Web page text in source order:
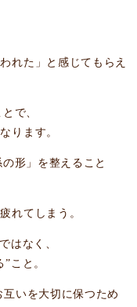
れた」と感じてもらえ
で、
ります。
形」を整えること
れてしまう。
はなく、
こと。
いを大切に保つため